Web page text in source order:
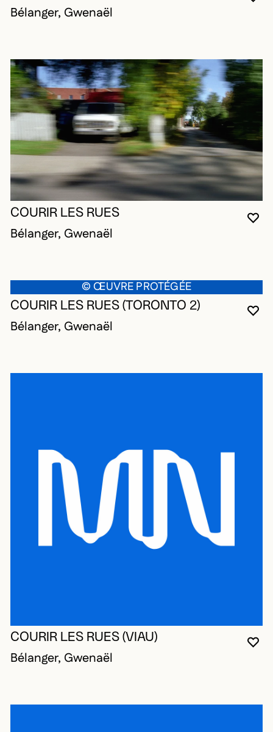
Bélanger, Gwenaël
COURIR LES RUES
Bélanger, Gwenaël
© ŒUVRE PROTÉGÉE
COURIR LES RUES (TORONTO 2)
Bélanger, Gwenaël
COURIR LES RUES (VIAU)
Bélanger, Gwenaël